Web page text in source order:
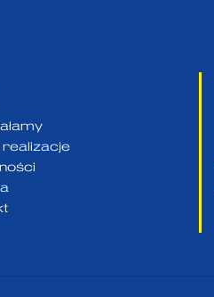
realizacje